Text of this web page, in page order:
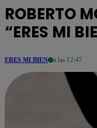
ROBERTO
“ERES MI
ERES MI BIEN a las 12:47